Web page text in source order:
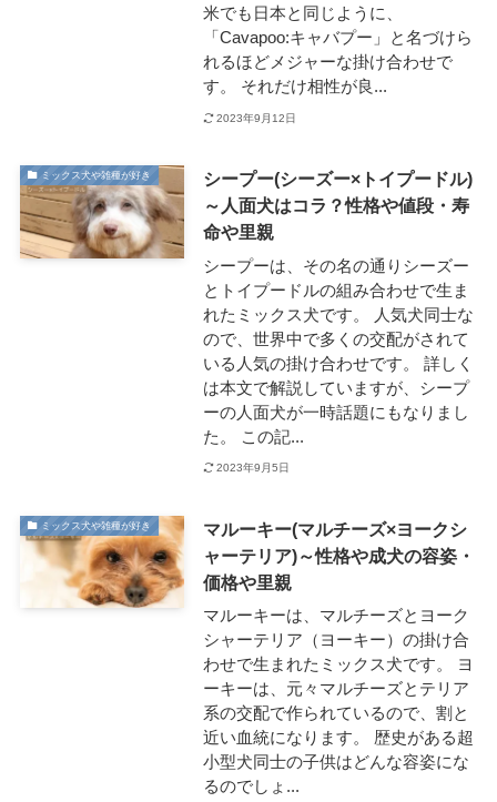
米でも日本と同じように、
「Cavapoo:キャバプー」と名づけら
れるほどメジャーな掛け合わせで
す。 それだけ相性が良...
2023年9月12日
ミックス犬や雑種が好き
シープー(シーズー×トイプードル)
～人面犬はコラ？性格や値段・寿
命や里親
シープーは、その名の通りシーズー
とトイプードルの組み合わせで生ま
れたミックス犬です。 人気犬同士な
ので、世界中で多くの交配がされて
いる人気の掛け合わせです。 詳しく
は本文で解説していますが、シープ
ーの人面犬が一時話題にもなりまし
た。 この記...
2023年9月5日
ミックス犬や雑種が好き
マルーキー(マルチーズ×ヨークシ
ャーテリア)～性格や成犬の容姿・
価格や里親
マルーキーは、マルチーズとヨーク
シャーテリア（ヨーキー）の掛け合
わせで生まれたミックス犬です。 ヨ
ーキーは、元々マルチーズとテリア
系の交配で作られているので、割と
近い血統になります。 歴史がある超
小型犬同士の子供はどんな容姿にな
るのでしょ...